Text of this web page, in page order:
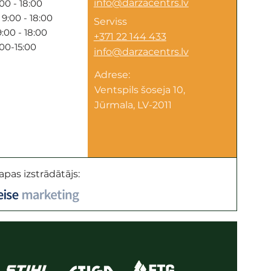
- 18:00
- 18:00
- 18:00
15:00
info@darzacentrs.lv
Serviss
+371 22 144 433
info@darzacentrs.lv
Adrese:
Ventspils šoseja 10,
Jūrmala, LV-2011
izstrādātājs: